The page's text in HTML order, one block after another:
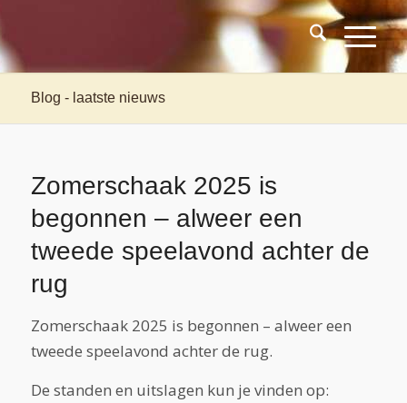
Blog - laatste nieuws
Zomerschaak 2025 is
begonnen – alweer een
tweede speelavond achter de
rug
Zomerschaak 2025 is begonnen – alweer een
tweede speelavond achter de rug.
De standen en uitslagen kun je vinden op: